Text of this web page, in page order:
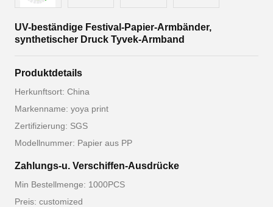
UV-beständige Festival-Papier-Armbänder,
synthetischer Druck Tyvek-Armband
Produktdetails
Herkunftsort: China
Markenname: yoya print
Zertifizierung: SGS
Modellnummer: Papier aus PP
Zahlungs-u. Verschiffen-Ausdrücke
Min Bestellmenge: 1000PCS
Preis: customized